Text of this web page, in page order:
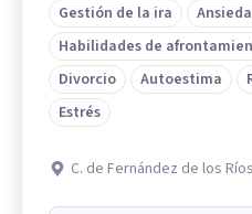
Gestión de la ira
Habilidades de
Divorcio
Autoestima
Estrés
C. de Fernández de los